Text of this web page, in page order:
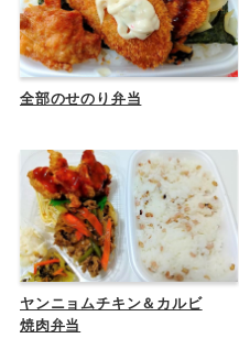
全部のせのり弁当
ヤンニョムチキン＆カルビ
焼肉弁当